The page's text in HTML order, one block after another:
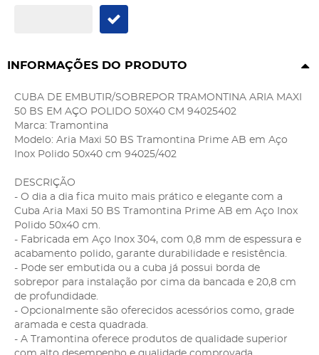
INFORMAÇÕES DO PRODUTO
CUBA DE EMBUTIR/SOBREPOR TRAMONTINA ARIA MAXI
50 BS EM AÇO POLIDO 50X40 CM 94025402
Marca: Tramontina
Modelo: Aria Maxi 50 BS Tramontina Prime AB em Aço
Inox Polido 50x40 cm 94025/402
DESCRIÇÃO
- O dia a dia fica muito mais prático e elegante com a
Cuba Aria Maxi 50 BS Tramontina Prime AB em Aço Inox
Polido 50x40 cm.
- Fabricada em Aço Inox 304, com 0,8 mm de espessura e
acabamento polido, garante durabilidade e resistência.
- Pode ser embutida ou a cuba já possui borda de
sobrepor para instalação por cima da bancada e 20,8 cm
de profundidade.
- Opcionalmente são oferecidos acessórios como, grade
aramada e cesta quadrada.
- A Tramontina oferece produtos de qualidade superior